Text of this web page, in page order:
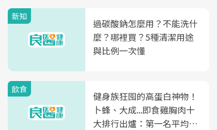
新知
過碳酸鈉怎麼用？不能洗什
麼？哪裡買？5種清潔用途
與比例一次懂
飲食
健身族狂囤的高蛋白神物！
卜蜂、大成...即食雞胸肉十
大排行出爐：第一名平均一